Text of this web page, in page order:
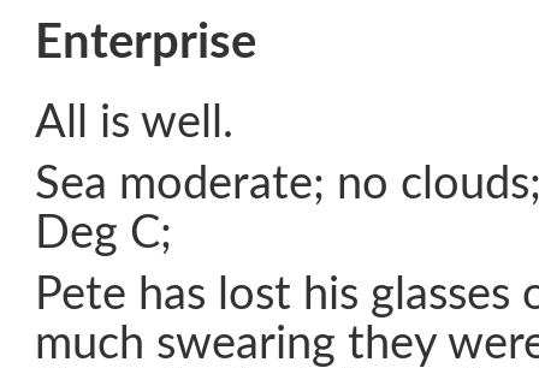
Enterprise
All is well.
Sea moderate; no
Deg C;
Pete has lost his
much swearing they